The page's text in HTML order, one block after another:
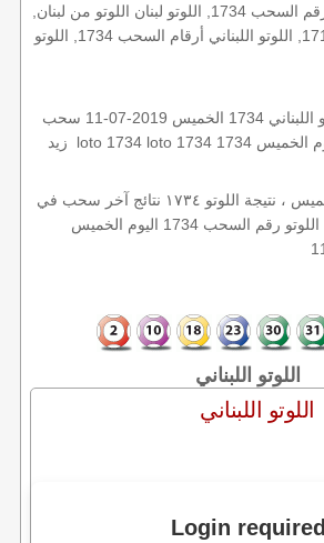
اليوم زيد 1734 اللوتو رقم السحب 1734, اللوتو لبنان اللوتو من لبنان,
اللوتو أرقام السحب 1715, اللوتو اللبناني أرقام السحب 1734, اللوتو
نتائج سحب اللوتو اللبناني 1734 الخميس 2019-07-11 سحب zeed
اللوتو اللبناني اليوم الخميس ، نتيجة اللوتو ١٧٣٤ نتائج آخر سحب في
اللوتو اللبناني، أي نتائج اللوتو رقم السحب 1734 اليوم الخميس
اللوتو اللبناني
اللوتو اللبناني
Login required